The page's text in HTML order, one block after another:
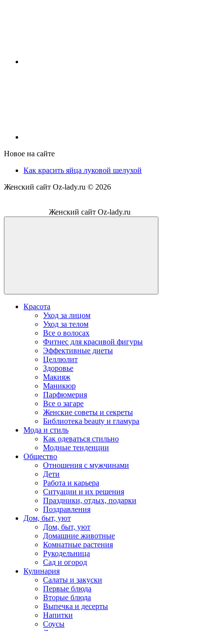
Новое на сайте
Как красить яйца луковой шелухой
Женский сайт Oz-lady.ru © 2026
Женский сайт Oz-lady.ru
Красота
Уход за лицом
Уход за телом
Все о волосах
Фитнес для красивой фигуры
Эффективные диеты
Целлюлит
Здоровье
Макияж
Маникюр
Парфюмерия
Все о загаре
Женские советы и секреты
Библиотека beauty и гламура
Мода и стиль
Как одеваться стильно
Модные тенденции
Общество
Отношения с мужчинами
Дети
Работа и карьера
Ситуации и их решения
Праздники, отдых, подарки
Поздравления
Дом, быт, уют
Дом, быт, уют
Домашние животные
Комнатные растения
Рукодельница
Сад и огород
Кулинария
Салаты и закуски
Первые блюда
Вторые блюда
Выпечка и десерты
Напитки
Соусы